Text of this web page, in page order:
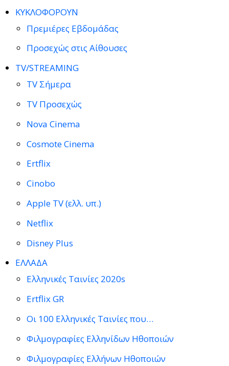
ΚΥΚΛΟΦΟΡΟΥΝ
Πρεμιέρες Εβδομάδας
Προσεχώς στις Αίθουσες
TV/STREAMING
TV Σήμερα
TV Προσεχώς
Nova Cinema
Cosmote Cinema
Ertflix
Cinobo
Apple TV (ελλ. υπ.)
Netflix
Disney Plus
ΕΛΛΑΔΑ
Ελληνικές Ταινίες 2020s
Ertflix GR
Οι 100 Ελληνικές Ταινίες που…
Φιλμογραφίες Ελληνίδων Ηθοποιών
Φιλμογραφίες Ελλήνων Ηθοποιών